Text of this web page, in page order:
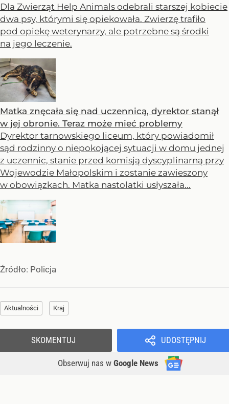
Dla Zwierząt Help Animals odebrali starszej kobiecie
dwa psy, którymi się opiekowała. Zwierzę trafiło
pod opiekę weterynarzy, ale potrzebne są środki
na jego leczenie.
Matka znęcała się nad uczennicą, dyrektor stanął
w jej obronie. Teraz może mieć problemy
Dyrektor tarnowskiego liceum, który powiadomił
sąd rodzinny o niepokojącej sytuacji w domu jednej
z uczennic, stanie przed komisją dyscyplinarną przy
Wojewodzie Małopolskim i zostanie zawieszony
w obowiązkach. Matka nastolatki usłyszała...
Źródło: Policja
Aktualności Kraj
UDOSTĘPNIJ
Obserwuj nas w Google News
SKOMENTUJ